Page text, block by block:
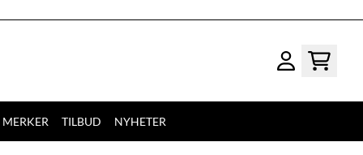
MERKER TILBUD NYHETER